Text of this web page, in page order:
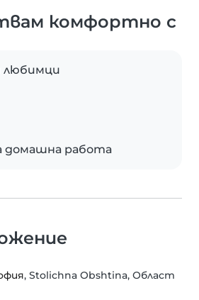
комфортно с
домашна работа
, Stolichna Obshtina, Област